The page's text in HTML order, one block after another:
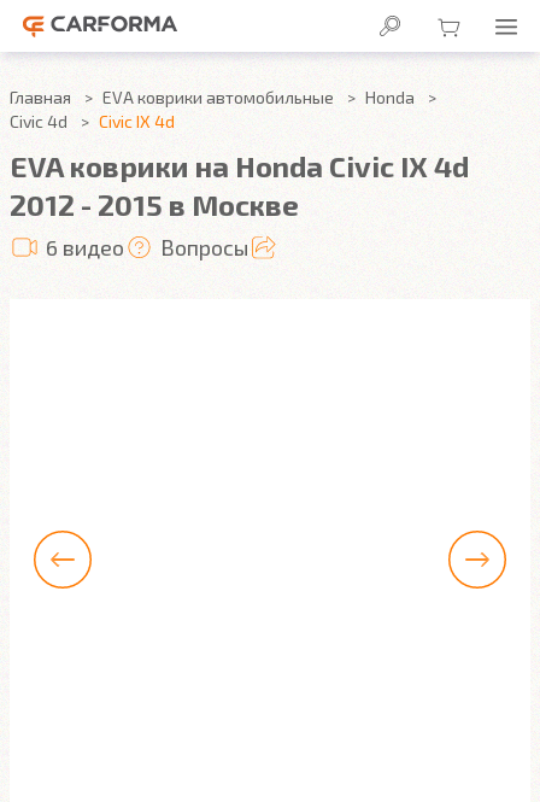
Главная EVA коврики автомобильные
Honda
Civic 4d
Civic IX 4d
EVA коврики на Honda Civic IX 4d
2012 - 2015 в Москве
6 видео Вопросы